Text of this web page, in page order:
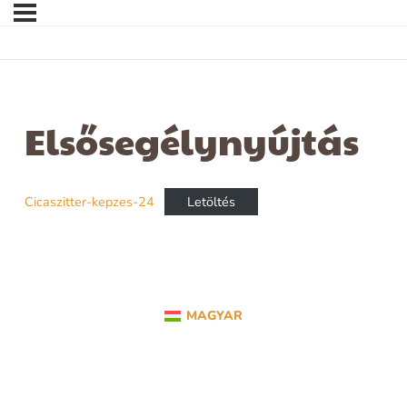
Elsősegélynyújtás
Cicaszitter-kepzes-24 Letöltés
MAGYAR